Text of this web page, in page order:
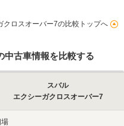
クロスオーバー7の比較トップへ
中古車情報を比較する
スバル
エクシーガクロスオーバー7